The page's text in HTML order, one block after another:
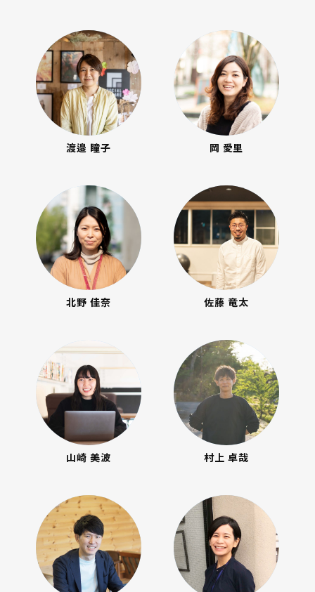
渡邉 瞳子 岡 愛里
北野 佳奈 佐藤 竜太
山崎 美波 村上 卓哉